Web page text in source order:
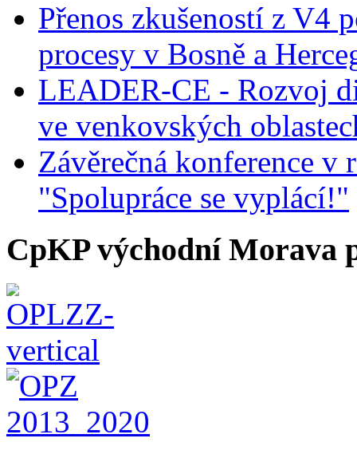
Přenos zkušeností z V4
procesy v Bosně a
LEADER-CE - Rozvoj
ve venkovských
Závěrečná konference v
"Spolupráce se vyplácí!"
CpKP východní Morava